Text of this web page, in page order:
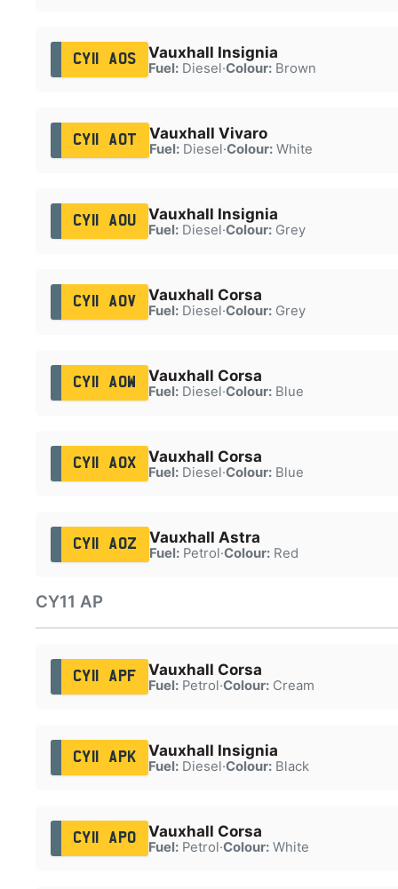
CY11 AOS Vauxhall Insignia
Fuel:Diesel·Colour:Brown
CY11 AOT Vauxhall Vivaro
Fuel:Diesel·Colour:White
CY11 AOU Vauxhall Insignia
Fuel:Diesel·Colour:Grey
CY11 AOV Vauxhall Corsa
Fuel:Diesel·Colour:Grey
CY11 AOW Vauxhall Corsa
Fuel:Diesel·Colour:Blue
CY11 AOX Vauxhall Corsa
Fuel:Diesel·Colour:Blue
CY11 AOZ Vauxhall Astra
Fuel:Petrol·Colour:Red
CY11 AP
CY11 APF Vauxhall Corsa
Fuel:Petrol·Colour:Cream
CY11 APK Vauxhall Insignia
Fuel:Diesel·Colour:Black
CY11 APO Vauxhall Corsa
Fuel:Petrol·Colour:White